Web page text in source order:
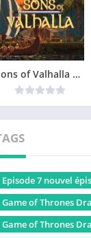
Sons of Valhalla Version Complète jeu pour PC
Episode 7 nouvel
Game of Thrones
Game of Thrones